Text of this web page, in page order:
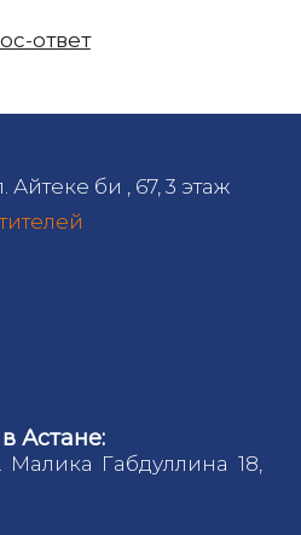
ответ
Айтеке би , 67, 3 этаж
Астане:
Малика Габдуллина 18,